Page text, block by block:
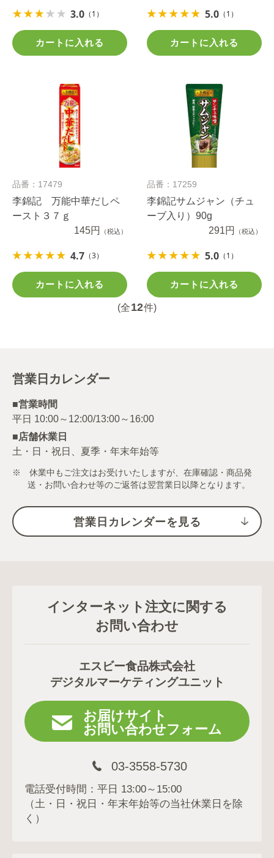
3.0 （1）
カートに入れる
5.0 （1）
カートに入れる
品番：17479
李錦記 万能中華だしペ
ースト３７ｇ
145円
（税込）
4.7 （3）
カートに入れる
品番：17259
李錦記サムジャン（チュ
ーブ入り）90g
291円
（税込）
5.0 （1）
カートに入れる
(全12件)
営業日カレンダー
■営業時間
■店舗休業日
土・日・祝日、夏季・年末年始等
※ 休業中もご注文はお受けいたしますが、在庫確認・商品発
送・お問い合わせ等のご返答は翌営業日以降となります。
営業日カレンダーを見る
インターネット注文に関する
お問い合わせ
エスビー食品株式会社
デジタルマーケティングユニット
お届けサイト
お問い合わせフォーム
03-3558-5730
電話受付時間：平日 13:00～15:00
（土・日・祝日・年末年始等の当社休業日を除
く）